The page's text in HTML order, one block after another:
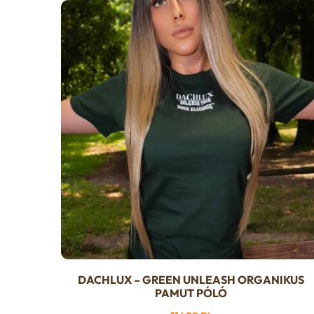
van.
A
változatok
a
termékoldalon
választhatók
Ennek
a
DACHLUX – GREEN UNLEASH ORGANIKUS
PAMUT PÓLÓ